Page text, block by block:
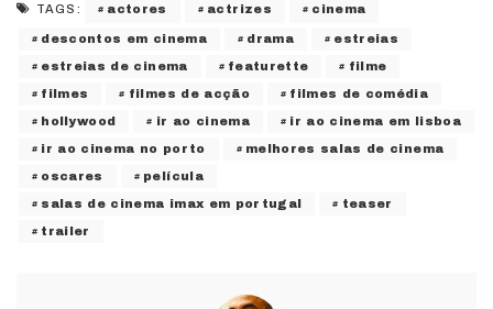
TAGS: actores actrizes cinema
descontos em cinema drama estreias
estreias de cinema featurette filme
filmes filmes de acção filmes de comédia
hollywood ir ao cinema ir ao cinema em lisboa
ir ao cinema no porto melhores salas de cinema
oscares película
salas de cinema imax em portugal teaser
trailer